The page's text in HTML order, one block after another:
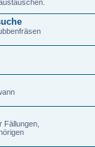
Fällungen,